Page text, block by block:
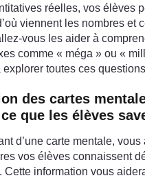
réelles, vos élèves
viennent les nombres et
vous les aider à
comme « méga » ou «
toutes ces
des cartes
que les élèves
d’une carte mentale,
vos élèves connaissent
Cette information vous